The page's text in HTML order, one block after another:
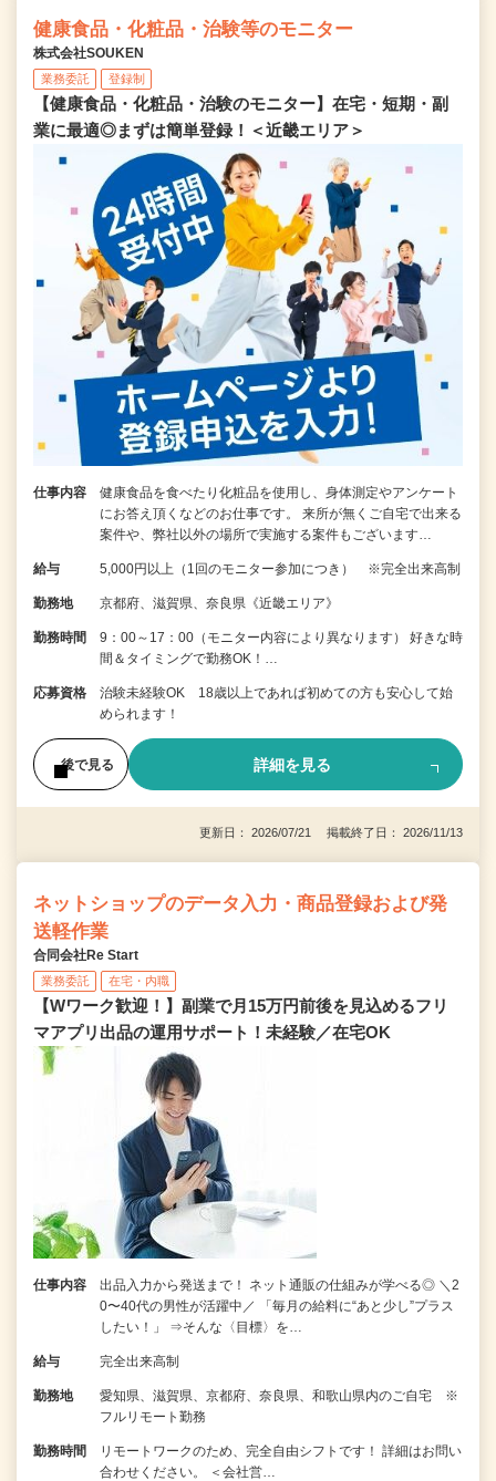
健康食品・化粧品・治験等のモニター
株式会社SOUKEN
業務委託 登録制
【健康食品・化粧品・治験のモニター】在宅・短期・副
業に最適◎まずは簡単登録！＜近畿エリア＞
仕事内容
健康食品を食べたり化粧品を使用し、身体測定やアンケート
にお答え頂くなどのお仕事です。 来所が無くご自宅で出来る
案件や、弊社以外の場所で実施する案件もございます…
給与 5,000円以上（1回のモニター参加につき） ※完全出来高制
勤務地 京都府、滋賀県、奈良県《近畿エリア》
勤務時間
9：00～17：00（モニター内容により異なります） 好きな時
間＆タイミングで勤務OK！…
応募資格
治験未経験OK 18歳以上であれば初めての方も安心して始
められます！
後で見る 詳細を見る
更新日： 2026/07/21 掲載終了日： 2026/11/13
ネットショップのデータ入力・商品登録および発
送軽作業
合同会社Re Start
業務委託 在宅・内職
【Wワーク歓迎！】副業で月15万円前後を見込めるフリ
マアプリ出品の運用サポート！未経験／在宅OK
仕事内容
出品入力から発送まで！ ネット通販の仕組みが学べる◎ ＼2
0〜40代の男性が活躍中／ 「毎月の給料に“あと少し”プラス
したい！」 ⇒そんな〈目標〉を…
給与 完全出来高制
勤務地
愛知県、滋賀県、京都府、奈良県、和歌山県内のご自宅 ※
フルリモート勤務
勤務時間
リモートワークのため、完全自由シフトです！ 詳細はお問い
合わせください。 ＜会社営…